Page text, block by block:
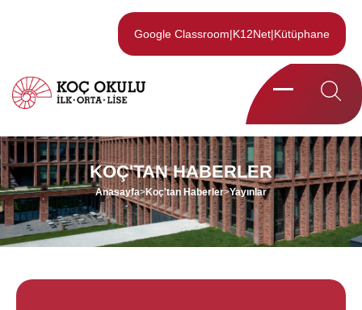
Google Classroom|K12Net|Kütüphane
KOÇ'TAN HABERLER
Anasayfa>Koç'tan Haberler>Yayınlar